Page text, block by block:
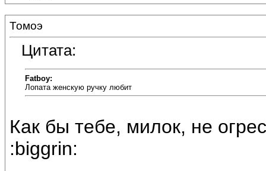
Томоэ
Цитата:
Fatboy:
Лопата женскую ручку любит
Как бы тебе, милок, не
:biggrin: